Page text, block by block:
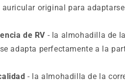
original para
de RV - la almohadilla de
adapta perfectamente a la
- la almohadilla de la